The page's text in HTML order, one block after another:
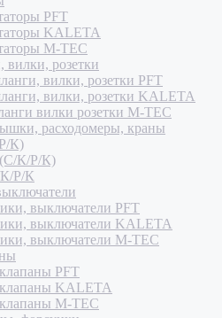
PFT
KALETA
M-TEC
вилки, розетки
вилки, розетки PFT
вилки, розетки KALETA
вилки розетки M-TEC
расходомеры, краны
К)
К/Р/К)
Р/К
выключатели PFT
выключатели KALETA
выключатели M-TEC
PFT
KALETA
M-TEC